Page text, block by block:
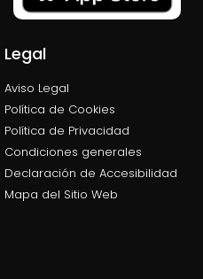
Legal
Aviso Legal
Política de Cookies
Política de Privacidad
Condiciones generales
Declaración de Accesibilidad
Mapa del Sitio Web